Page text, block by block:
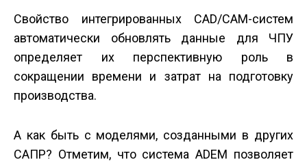
Свойство интегрированных CAD/CAM-систем
автоматически обновлять данные для ЧПУ
определяет их перспективную роль в
сокращении времени и затрат на подготовку
производства.
А как быть с моделями, созданными в других
САПР? Отметим, что система ADEM позволяет